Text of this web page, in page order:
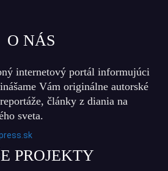
O NÁS
internetový portál informujúci
Vám originálne autorské
články z diania na
sveta.
PROJEKTY